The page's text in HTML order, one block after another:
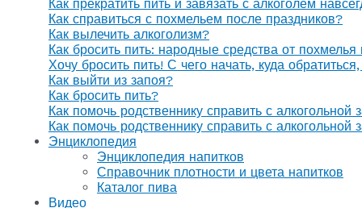
Как прекратить пить и завязать с алкоголем
Как справиться с похмельем после праздников?
Как вылечить алкоголизм?
Как бросить пить: народные средства от похмелья
Хочу бросить пить! С чего начать, куда
Как выйти из запоя?
Как бросить пить?
Как помочь родственнику справить с алкогольной
Как помочь родственнику справить с алкогольной
Энциклопедия
Энциклопедия напитков
Справочник плотности и цвета напитков
Каталог пива
Видео